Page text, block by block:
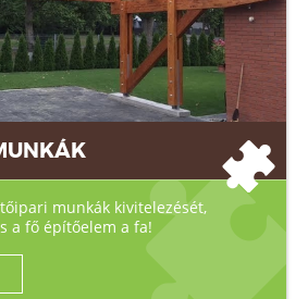
munkák kivitelezését,
a fő építőelem a fa!